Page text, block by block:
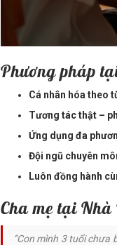
Phương pháp
Cá nhân hóa theo
Tương tác thật –
Ứng dụng đa
Đội ngũ chuyên
Luôn đồng hành
Cha mẹ tại
“Con mình 3 tuổi chưa